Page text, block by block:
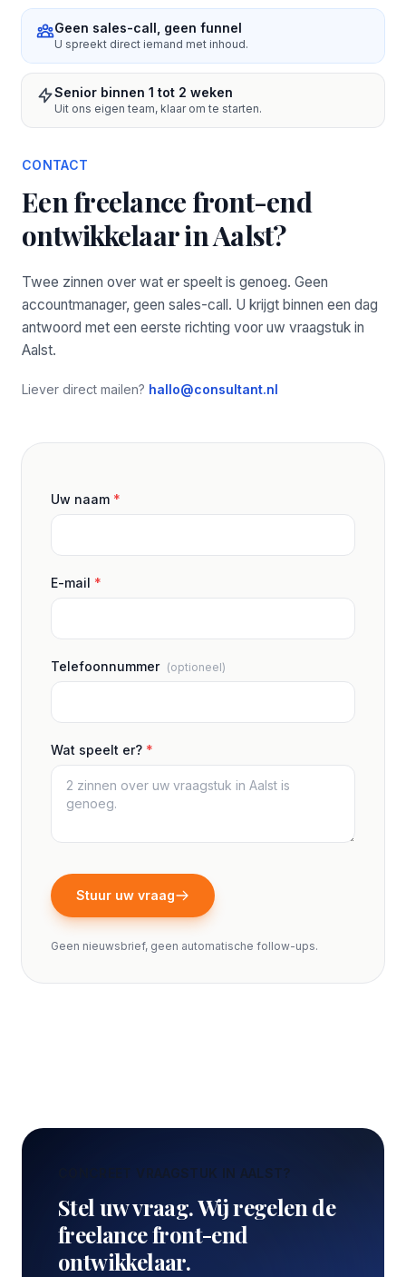
Geen sales-call, geen funnel
U spreekt direct iemand met inhoud.
Senior binnen 1 tot 2 weken
Uit ons eigen team, klaar om te starten.
CONTACT
Een freelance front-end
ontwikkelaar in Aalst?
Twee zinnen over wat er speelt is genoeg. Geen
accountmanager, geen sales-call. U krijgt binnen een dag
antwoord met een eerste richting voor uw vraagstuk in
Aalst.
Liever direct mailen? hallo@consultant.nl
Uw naam *
E-mail *
Telefoonnummer (optioneel)
Wat speelt er? *
Stuur uw vraag
Geen nieuwsbrief, geen automatische follow-ups.
CONCREET VRAAGSTUK IN AALST?
Stel uw vraag. Wij regelen de
freelance front-end
ontwikkelaar.